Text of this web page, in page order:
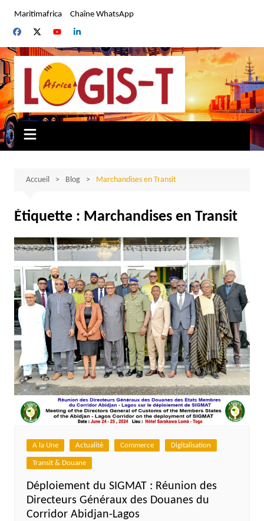
contenu
Maritimafrica Chaîne WhatsApp
Accueil Blog Marchandises en Transit
Étiquette : Marchandises en Transit
A la Une Actualité Commerce Digitalisation
Transit & Douane
Déploiement du SIGMAT : Réunion des
Directeurs Généraux des Douanes du
Corridor Abidjan-Lagos